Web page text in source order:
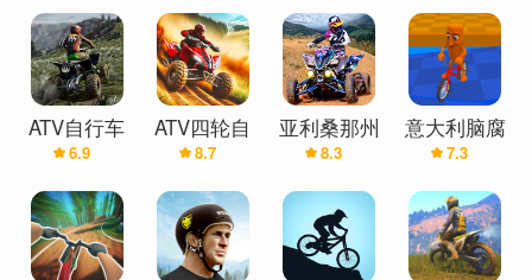
多人游戏 与您的朋友在线玩。在德比中战斗，或在
免费模式中骑行并享受乐趣。您可以通过在线聊
天、文本或语音进行交流。在蹦床或越野摩托车游
戏模式中竞争。在车水马龙的城市中相遇，展示你
的新调教。
离线模拟器，您可以在城市的不同位置与机器人练
ATV自行车
6.9
ATV四轮自
行车越野游
戏3D
8.7
亚利桑那州
四轮自行
车：ATV游
戏
8.3
意大利脑腐
自行车赛
（双人游
戏）
7.3